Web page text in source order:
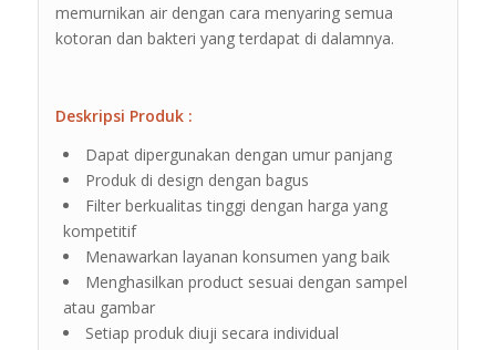
memurnikan air dengan cara menyaring semua
kotoran dan bakteri yang terdapat di dalamnya.
Deskripsi Produk :
Dapat dipergunakan dengan umur panjang
Produk di design dengan bagus
Filter berkualitas tinggi dengan harga yang
kompetitif
Menawarkan layanan konsumen yang baik
Menghasilkan product sesuai dengan sampel
atau gambar
Setiap produk diuji secara individual